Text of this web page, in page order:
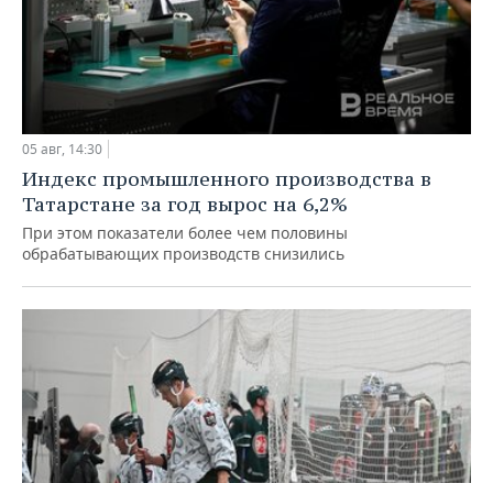
05 авг, 14:30
Индекс промышленного производства в
Татарстане за год вырос на 6,2%
При этом показатели более чем половины
обрабатывающих производств снизились